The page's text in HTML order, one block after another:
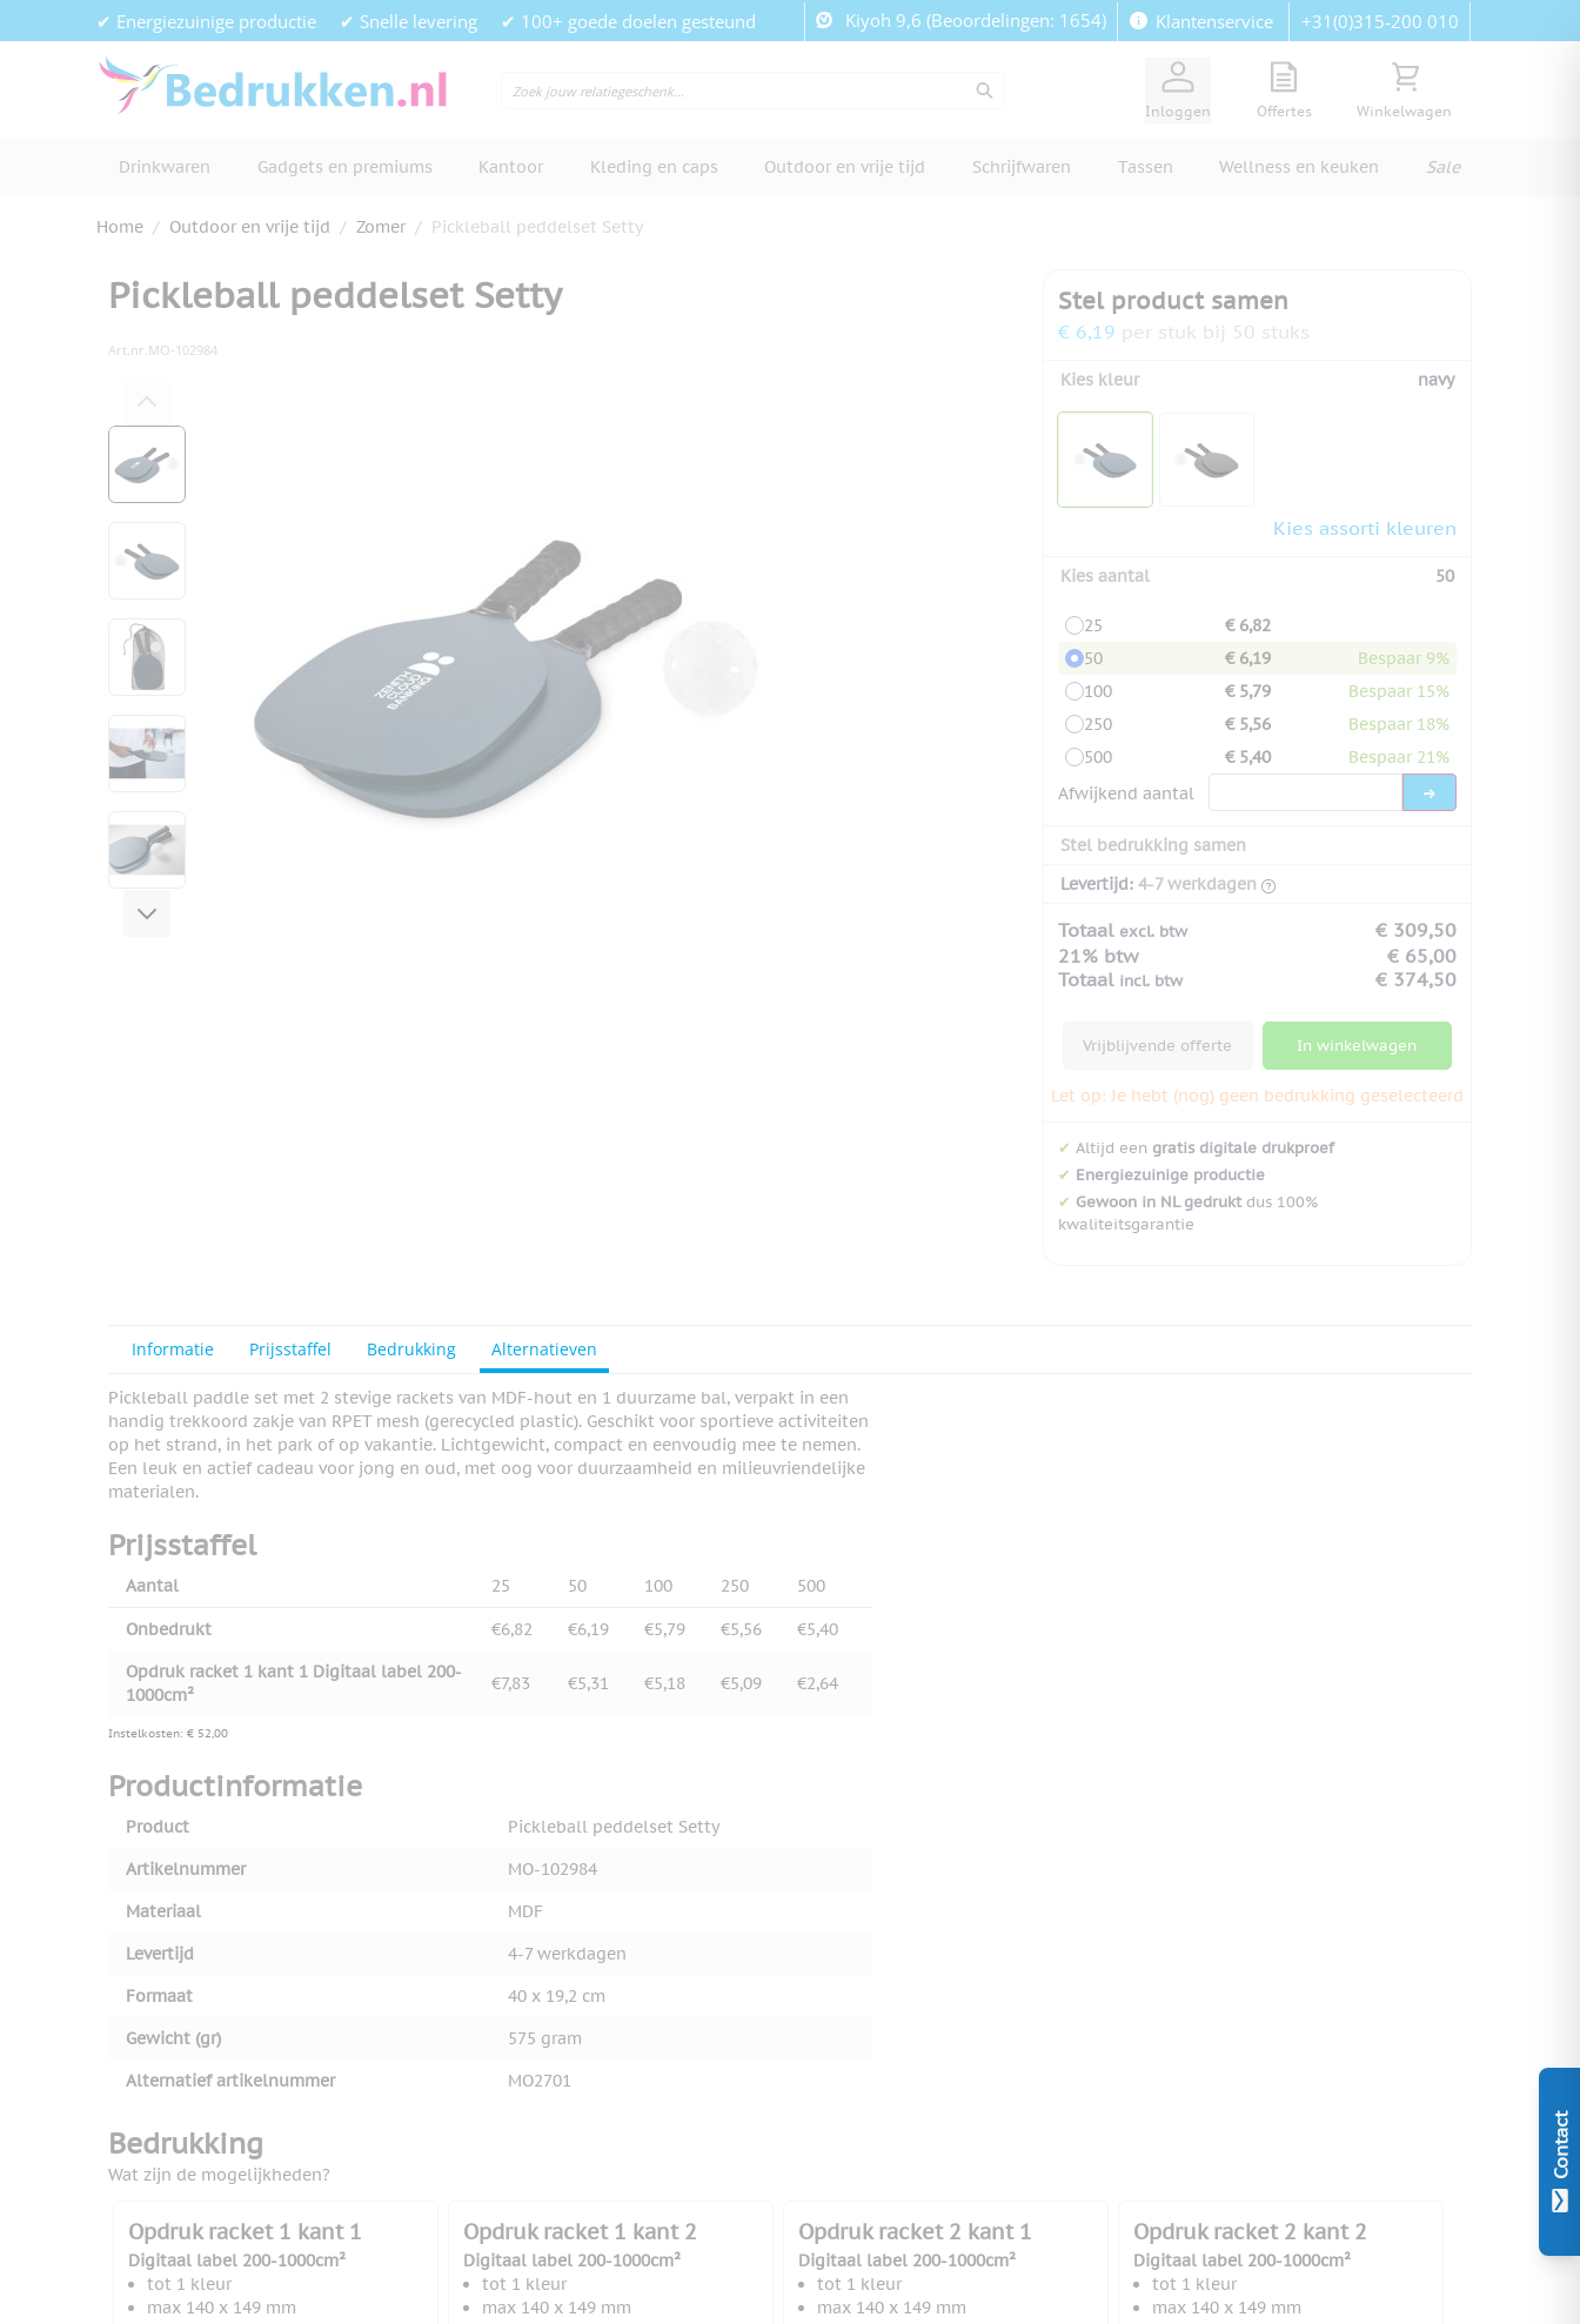
Contact
Ga naar de inhoud✔ Energiezuinige productie ✔ Snelle levering ✔ 100+ goede doelen gesteund Kiyoh 9,6 (Beoordelingen: 1654) Klantenservice +31(0)315-200 010
Inloggen
View quote, Quote is empty
Offertes
Bekijk winkelwagen,
Winkelwagen
Drinkwaren Gadgets en premiums Kantoor Kleding en caps Outdoor en vrije tijd Schrijfwaren Tassen Wellness en keuken Sale
Home / Outdoor en vrije tijd / Zomer / Pickleball peddelset Setty
Pickleball peddelset Setty
Art.nr.MO-102984
View larger image
View larger image
View larger image
View larger image
Stel product samen
€ 6,19 per stuk bij 50 stuks
Kies kleur navy
Kies assorti kleuren
Kies aantal 50
25
€ 6,82
50
€ 6,19
Bespaar 9%
100
€ 5,79
Bespaar 15%
250
€ 5,56
Bespaar 18%
500
€ 5,40
Bespaar 21%
Afwijkend aantal
Stel bedrukking samen
Levertijd: 4-7 werkdagen
Totaal excl. btw
€ 309,50
21% btw
€ 65,00
Totaal incl. btw € 374,50
Vrijblijvende offerte In winkelwagen
Let op: Je hebt (nog) geen bedrukking geselecteerd
✔ Altijd een gratis digitale drukproef
✔ Energiezuinige productie
✔ Gewoon in NL gedruktdus 100%
kwaliteitsgarantie
Informatie Prijsstaffel Bedrukking Alternatieven
Pickleball paddle set met 2 stevige rackets van MDF-hout en 1 duurzame bal, verpakt in een
handig trekkoord zakje van RPET mesh (gerecycled plastic). Geschikt voor sportieve activiteiten
op het strand, in het park of op vakantie. Lichtgewicht, compact en eenvoudig mee te nemen.
Een leuk en actief cadeau voor jong en oud, met oog voor duurzaamheid en milieuvriendelijke
materialen.
Prijsstaffel
Aantal 25 50 100 250 500
Onbedrukt €6,82 €6,19 €5,79 €5,56
€5,40
Opdruk racket 1 kant 1 Digitaal label 200-
1000cm²
€7,83 €5,31 €5,18 €5,09 €2,64
Instelkosten: € 52,00
Productinformatie
Product
Pickleball peddelset Setty
Artikelnummer
MO-102984
Materiaal
MDF
Levertijd
4-7 werkdagen
Formaat
40 x 19,2 cm
Gewicht (gr)
575 gram
Alternatief artikelnummer
MO2701
Bedrukking
Wat zijn de mogelijkheden?
Opdruk racket 1 kant 1
Digitaal label 200-1000cm²
tot 1 kleur
max 140 x 149 mm
Opdruk racket 1 kant 2
Digitaal label 200-1000cm²
tot 1 kleur
max 140 x 149 mm
Opdruk racket 2 kant 1
Digitaal label 200-1000cm²
tot 1 kleur
max 140 x 149 mm
Opdruk racket 2 kant 2
Digitaal label 200-1000cm²
tot 1 kleur
max 140 x 149 mm